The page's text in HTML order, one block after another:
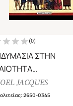
(0)
ΣΤΗΝ
ΑΛΙΞ
JACQUES
:2650-0345